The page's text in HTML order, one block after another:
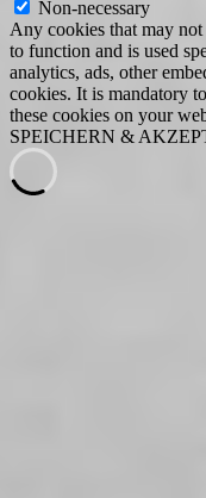
Non-necessary
Any cookies that may
to function and is used
analytics, ads, other
cookies. It is mandatory
these cookies on your
SPEICHERN &